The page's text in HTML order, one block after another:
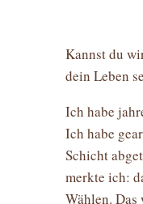
Kannst du
dein Leben
Ich habe
Ich habe
Schicht
merkte ich:
Wählen. Das